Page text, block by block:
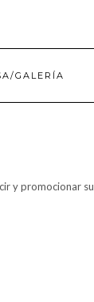
GALERÍA
y promocionar su